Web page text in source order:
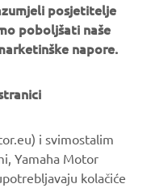
goal to help all
to their
country in the list
posjetitelje
poboljšati naše
napore.
i svimostalim
Yamaha Motor
kolačiće